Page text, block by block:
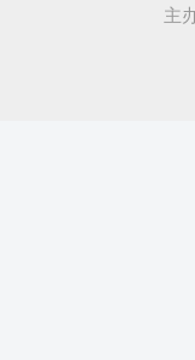
主